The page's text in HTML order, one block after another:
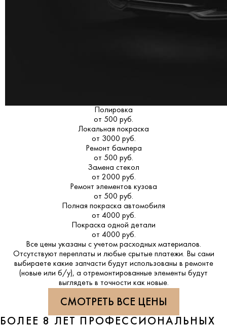
Полировка
от 500 руб.
Локальная покраска
от 3000 руб.
Ремонт бампера
от 500 руб.
Замена стекол
от 2000 руб.
Ремонт элементов кузова
от 500 руб.
Полная покраска автомобиля
от 4000 руб.
Покраска одной детали
от 4000 руб.
Все цены указаны с учетом расходных материалов.
Отсутствуют переплаты и любые срытые платежи. Вы сами
выбираете какие запчасти будут использованы в ремонте
(новые или б/у), а отремонтированные элементы будут
выглядеть в точности как новые.
СМОТРЕТЬ ВСЕ ЦЕНЫ
БОЛЕЕ 8 ЛЕТ ПРОФЕССИОНАЛЬНЫХ